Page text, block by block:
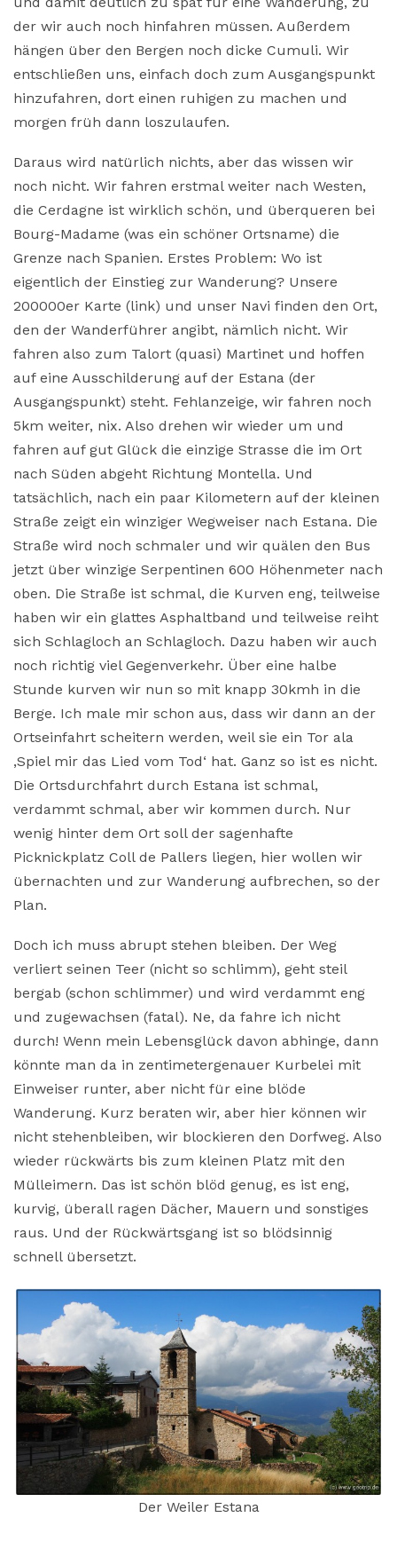
der wir auch noch hinfahren müssen. Außerdem
hängen über den Bergen noch dicke Cumuli. Wir
entschließen uns, einfach doch zum Ausgangspunkt
hinzufahren, dort einen ruhigen zu machen und
morgen früh dann loszulaufen.
Daraus wird natürlich nichts, aber das wissen wir
noch nicht. Wir fahren erstmal weiter nach Westen,
die Cerdagne ist wirklich schön, und überqueren bei
Bourg-Madame (was ein schöner Ortsname) die
Grenze nach Spanien. Erstes Problem: Wo ist
eigentlich der Einstieg zur Wanderung? Unsere
200000er Karte (link) und unser Navi finden den Ort,
den der Wanderführer angibt, nämlich nicht. Wir
fahren also zum Talort (quasi) Martinet und hoffen
auf eine Ausschilderung auf der Estana (der
Ausgangspunkt) steht. Fehlanzeige, wir fahren noch
5km weiter, nix. Also drehen wir wieder um und
fahren auf gut Glück die einzige Strasse die im Ort
nach Süden abgeht Richtung Montella. Und
tatsächlich, nach ein paar Kilometern auf der kleinen
Straße zeigt ein winziger Wegweiser nach Estana. Die
Straße wird noch schmaler und wir quälen den Bus
jetzt über winzige Serpentinen 600 Höhenmeter nach
oben. Die Straße ist schmal, die Kurven eng, teilweise
haben wir ein glattes Asphaltband und teilweise reiht
sich Schlagloch an Schlagloch. Dazu haben wir auch
noch richtig viel Gegenverkehr. Über eine halbe
Stunde kurven wir nun so mit knapp 30kmh in die
Berge. Ich male mir schon aus, dass wir dann an der
Ortseinfahrt scheitern werden, weil sie ein Tor ala
‚Spiel mir das Lied vom Tod‘ hat. Ganz so ist es nicht.
Die Ortsdurchfahrt durch Estana ist schmal,
verdammt schmal, aber wir kommen durch. Nur
wenig hinter dem Ort soll der sagenhafte
Picknickplatz Coll de Pallers liegen, hier wollen wir
übernachten und zur Wanderung aufbrechen, so der
Plan.
Doch ich muss abrupt stehen bleiben. Der Weg
verliert seinen Teer (nicht so schlimm), geht steil
bergab (schon schlimmer) und wird verdammt eng
und zugewachsen (fatal). Ne, da fahre ich nicht
durch! Wenn mein Lebensglück davon abhinge, dann
könnte man da in zentimetergenauer Kurbelei mit
Einweiser runter, aber nicht für eine blöde
Wanderung. Kurz beraten wir, aber hier können wir
nicht stehenbleiben, wir blockieren den Dorfweg. Also
wieder rückwärts bis zum kleinen Platz mit den
Mülleimern. Das ist schön blöd genug, es ist eng,
kurvig, überall ragen Dächer, Mauern und sonstiges
raus. Und der Rückwärtsgang ist so blödsinnig
schnell übersetzt.
Der Weiler Estana